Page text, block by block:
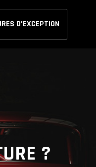
D’EXCEPTION
?